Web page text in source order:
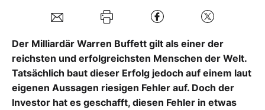
Der Milliardär Warren Buffett gilt als einer der
reichsten und erfolgreichsten Menschen der Welt.
Tatsächlich baut dieser Erfolg jedoch auf einem laut
eigenen Aussagen riesigen Fehler auf. Doch der
Investor hat es geschafft, diesen Fehler in etwas